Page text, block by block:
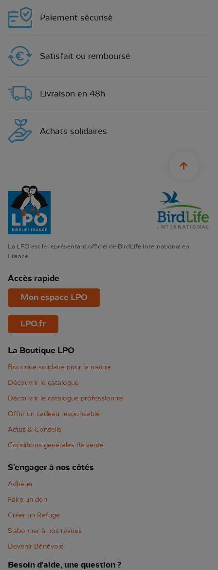
Paiement sécurisé
Satisfait ou remboursé
Livraison en 48h
Achats solidaires
La LPO est le représentant officiel de BirdLife International en
France
Accès rapide
Mon espace LPO
LPO.fr
La Boutique LPO
Boutique solidaire pour la nature
Découvrir le catalogue
Découvrir le catalogue professionnel
Offrir un cadeau responsable
Actus & Conseils
Conditions générales de vente
S'engager à nos côtés
Adhérer
Faire un don
Créer un Refuge
S'abonner à nos revues
Devenir Bénévole
Besoin d'aide, une question ?